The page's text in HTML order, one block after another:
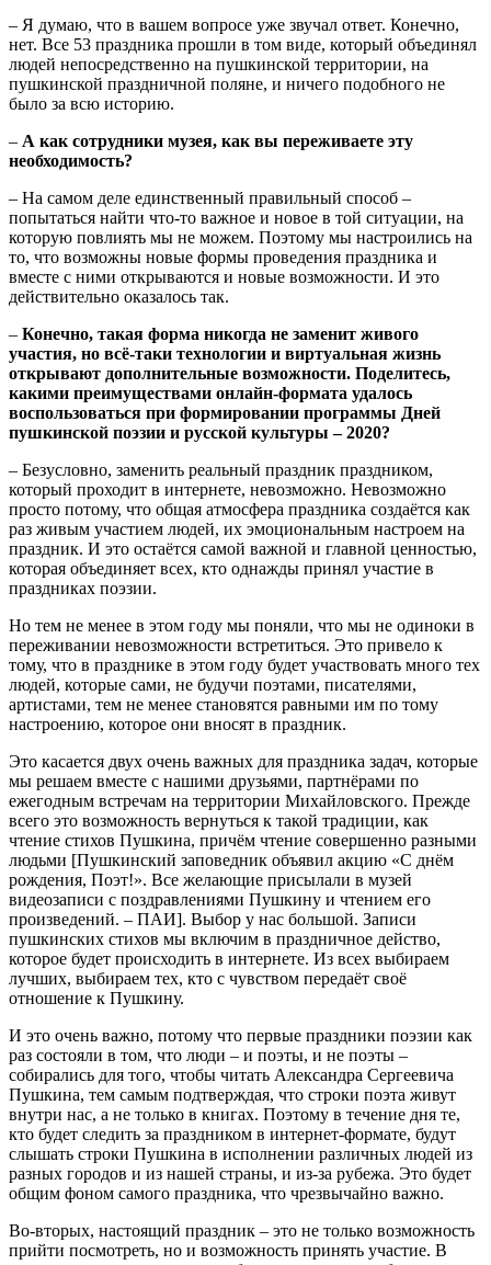
– Я думаю, что в вашем вопросе уже звучал ответ. Конечно,
нет. Все 53 праздника прошли в том виде, который объединял
людей непосредственно на пушкинской территории, на
пушкинской праздничной поляне, и ничего подобного не
было за всю историю.
– А как сотрудники музея, как вы переживаете эту
необходимость?
– На самом деле единственный правильный способ –
попытаться найти что-то важное и новое в той ситуации, на
которую повлиять мы не можем. Поэтому мы настроились на
то, что возможны новые формы проведения праздника и
вместе с ними открываются и новые возможности. И это
действительно оказалось так.
– Конечно, такая форма никогда не заменит живого
участия, но всё-таки технологии и виртуальная жизнь
открывают дополнительные возможности. Поделитесь,
какими преимуществами онлайн-формата удалось
воспользоваться при формировании программы Дней
пушкинской поэзии и русской культуры – 2020?
– Безусловно, заменить реальный праздник праздником,
который проходит в интернете, невозможно. Невозможно
просто потому, что общая атмосфера праздника создаётся как
раз живым участием людей, их эмоциональным настроем на
праздник. И это остаётся самой важной и главной ценностью,
которая объединяет всех, кто однажды принял участие в
праздниках поэзии.
Но тем не менее в этом году мы поняли, что мы не одиноки в
переживании невозможности встретиться. Это привело к
тому, что в празднике в этом году будет участвовать много тех
людей, которые сами, не будучи поэтами, писателями,
артистами, тем не менее становятся равными им по тому
настроению, которое они вносят в праздник.
Это касается двух очень важных для праздника задач, которые
мы решаем вместе с нашими друзьями, партнёрами по
ежегодным встречам на территории Михайловского. Прежде
всего это возможность вернуться к такой традиции, как
чтение стихов Пушкина, причём чтение совершенно разными
людьми [Пушкинский заповедник объявил акцию «С днём
рождения, Поэт!». Все желающие присылали в музей
видеозаписи с поздравлениями Пушкину и чтением его
произведений. – ПАИ]. Выбор у нас большой. Записи
пушкинских стихов мы включим в праздничное действо,
которое будет происходить в интернете. Из всех выбираем
лучших, выбираем тех, кто с чувством передаёт своё
отношение к Пушкину.
И это очень важно, потому что первые праздники поэзии как
раз состояли в том, что люди – и поэты, и не поэты –
собирались для того, чтобы читать Александра Сергеевича
Пушкина, тем самым подтверждая, что строки поэта живут
внутри нас, а не только в книгах. Поэтому в течение дня те,
кто будет следить за праздником в интернет-формате, будут
слышать строки Пушкина в исполнении различных людей из
разных городов и из нашей страны, и из-за рубежа. Это будет
общим фоном самого праздника, что чрезвычайно важно.
Во-вторых, настоящий праздник – это не только возможность
прийти посмотреть, но и возможность принять участие. В